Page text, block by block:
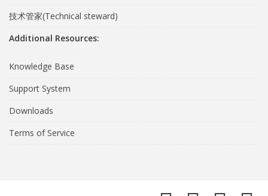
技术管家(Technical steward)
Additional Resources:
Knowledge Base
Support System
Downloads
Terms of Service